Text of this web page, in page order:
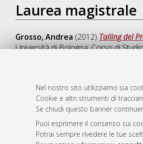
Nel nostro sito utilizziamo sia
Cookie e altri strumenti di
Se chiudi questo banner
Puoi esprimere il consenso sui
Potrai sempre rivedere le tue
Laurea magistrale
Grosso, Andrea (2012) Tailing del
Università di Bologna, Corso di
Atom
Rss 2.0